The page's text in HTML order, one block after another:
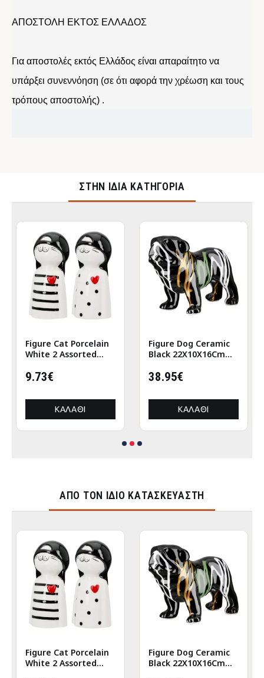
ΑΠΟΣΤΟΛΗ ΕΚΤΟΣ ΕΛΛΑΔΟΣ
Για αποστολές εκτός Ελλάδος είναι απαραίτητο να
υπάρξει συνεννόηση (σε ότι αφορά την χρέωση και τους
τρόπους αποστολής) .
ΣΤΉΝ ΊΔΙΑ ΚΑΤΗΓΟΡΊΑ
Figure Cat Porcelain
White 2 Assorted
9.73€
ΚΑΛΆΘΙ
Figure Dog Ceramic
Black 22X10X16Cm
38.95€
ΚΑΛΆΘΙ
ΑΠΌ ΤΟΝ ΊΔΙΟ ΚΑΤΑΣΚΕΥΑΣΤΉ
Figure Cat Porcelain
White 2 Assorted
Figure Dog Ceramic
Black 22X10X16Cm